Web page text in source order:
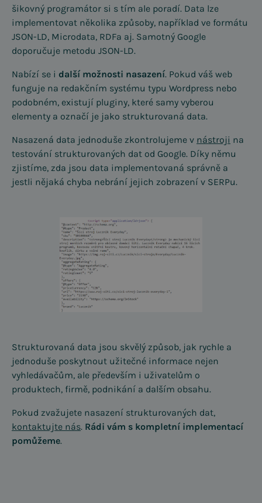
šikovný programátor si s tím ale poradí. Data lze
implementovat několika způsoby, například ve formátu
JSON-LD, Microdata, RDFa aj. Samotný Google
doporučuje metodu JSON-LD.
Nabízí se i další možnosti nasazení. Pokud váš web
funguje na redakčním systému typu Wordpress nebo
podobném, existují pluginy, které samy vyberou
elementy a označí je jako strukturovaná data.
Nasazená data jednoduše zkontrolujeme v nástroji na
testování strukturovaných dat od Google. Díky němu
zjistíme, zda jsou data implementovaná správně a
jestli nějaká chyba nebrání jejich zobrazení v SERPu.
Strukturovaná data jsou skvělý způsob, jak rychle a
jednoduše poskytnout užitečné informace nejen
vyhledávačům, ale především i uživatelům o
produktech, firmě, podnikání a dalším obsahu.
Pokud zvažujete nasazení strukturovaných dat,
kontaktujte nás. Rádi vám s kompletní implementací
pomůžeme.